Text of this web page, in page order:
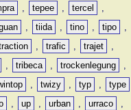
, tepee , tercel
,
, tiida , tino , tipo
,
, trafic , trajet
,
, tribeca , trockenlegung
,
, twizy , typ ,
type
, up , urban , urraco
,